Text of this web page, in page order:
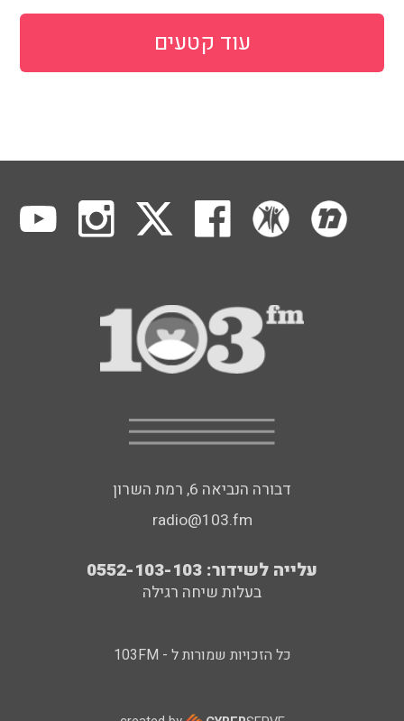
עוד קטעים
דבורה הנביאה 6, רמת השרון
radio@103.fm
עלייה לשידור: 0552-103-103
בעלות שיחה רגילה
כל הזכויות שמורות ל - 103FM